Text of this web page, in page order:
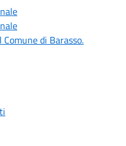
di Barasso.